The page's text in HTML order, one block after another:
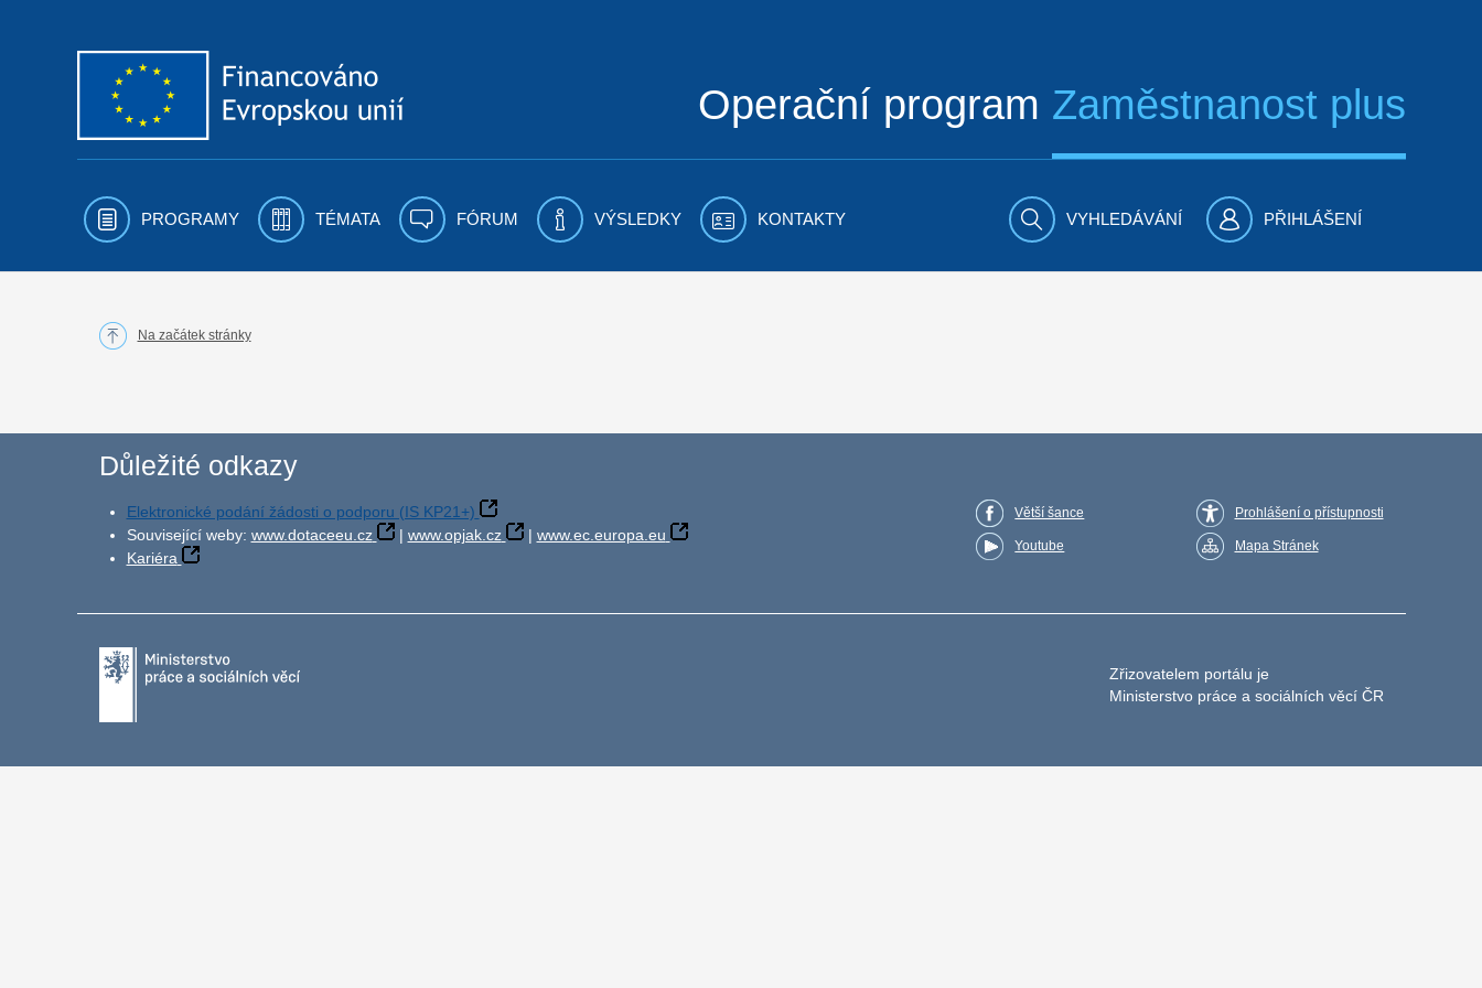
Operační program Zaměstnanost plus
PROGRAMY TÉMATA FÓRUM VÝSLEDKY KONTAKTY VYHLEDÁVÁNÍ PŘIHLÁŠENÍ
Na začátek stránky
Důležité odkazy
Elektronické podání žádosti o podporu (IS KP21+)
Související weby: www.dotaceeu.cz | www.opjak.cz | www.ec.europa.eu
Kariéra
Větší šance
Youtube
Prohlášení o přístupnosti
Mapa Stránek
Zřizovatelem portálu je
Ministerstvo práce a sociálních věcí ČR